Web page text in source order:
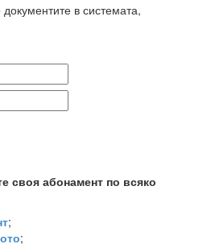
в системата,
своя абонамент по всяко
;
;